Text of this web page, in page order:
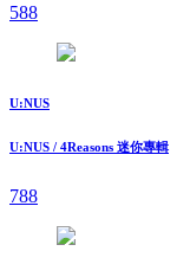
588
U:NUS
U:NUS / 4Reasons 迷你專輯
788